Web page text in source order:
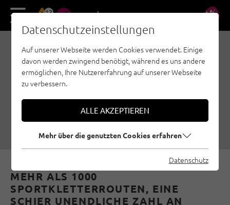
13 DE EN
STEINBERGE – KLETTERN
ZWISCHEN
KORALLENRIFF UND
BADEBUCHT
18.05.2021 | Erstellt vonSusa Schreiner | Sportklettern, Steinberge
MEHR ALS 1000
SPORTKLETTERROUTEN, EINE
SCHIER UNENDLICHE ZAHL AN
Datenschutzeinstellungen
Auf unserer Webseite werden Cookies verwendet. Einige
davon werden zwingend benötigt, während es uns andere
ermöglichen, Ihre Nutzererfahrung auf unserer Webseite
zu verbessern.
ALLE AKZEPTIEREN
Mehr über die genutzten Cookies erfahren
Datenschutz